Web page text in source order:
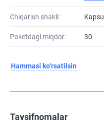
Chiqarish shakli:
Paketdagi miqdor: 30
Hammasi ko‘rsatilsin
Tavsifnomalar